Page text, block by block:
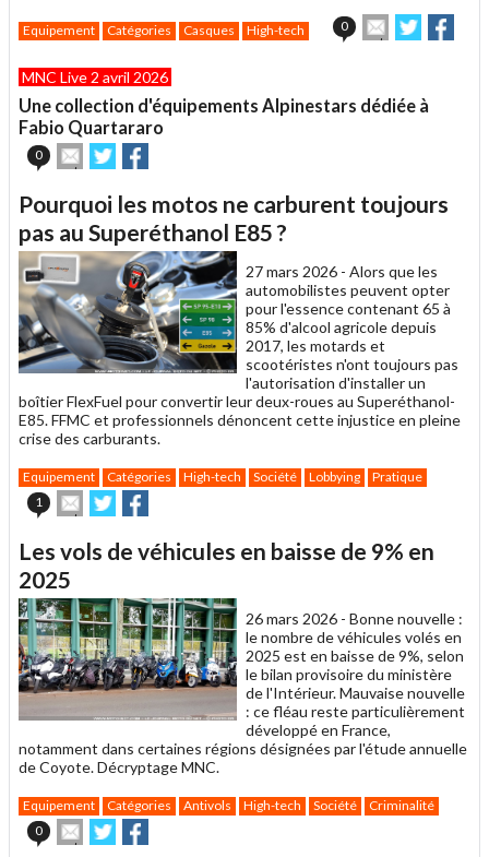
Equipement Catégories Casques High-tech 0
Envoyer
cet
un
ami
Partager
sur sur
MNC Live 2 avril 2026
Une collection d'équipements Alpinestars dédiée à
Fabio Quartararo
0
Envoyer
cet
à
un
ami
Partager
sur sur
Pourquoi les motos ne carburent toujours
pas au Superéthanol E85 ?
27 mars 2026 - Alors que les
automobilistes peuvent opter
pour l'essence contenant 65 à
85% d'alcool agricole depuis
2017, les motards et
scootéristes n'ont toujours pas
l'autorisation d'installer un
boîtier FlexFuel pour convertir leur deux-roues au Superéthanol-
E85. FFMC et professionnels dénoncent cette injustice en pleine
crise des carburants.
Equipement Catégories High-tech Société Lobbying
Pratique
1
Envoyer
cet
à
un
ami
Partager
sur sur
Les vols de véhicules en baisse de 9% en
2025
26 mars 2026 - Bonne nouvelle :
le nombre de véhicules volés en
2025 est en baisse de 9%, selon
le bilan provisoire du ministère
de l'Intérieur. Mauvaise nouvelle
: ce fléau reste particulièrement
développé en France,
notamment dans certaines régions désignées par l'étude annuelle
de Coyote. Décryptage MNC.
Equipement Catégories Antivols High-tech Société
Criminalité
0
Envoyer
cet
Partager
sur sur